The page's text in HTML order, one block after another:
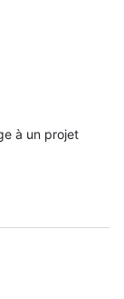
à un projet